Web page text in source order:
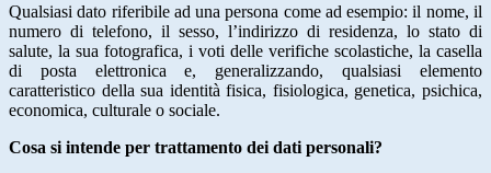
Qualsiasi dato riferibile ad una persona come ad esempio: il nome, il
numero di telefono, il sesso, l’indirizzo di residenza, lo stato di
salute, la sua fotografica, i voti delle verifiche scolastiche, la casella
di posta elettronica e, generalizzando, qualsiasi elemento
caratteristico della sua identità fisica, fisiologica, genetica, psichica,
economica, culturale o sociale.
Cosa si intende per trattamento dei dati personali?